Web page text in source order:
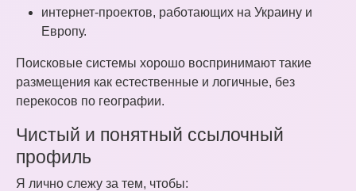
интернет-проектов, работающих на Украину и
Европу.
Поисковые системы хорошо воспринимают такие
размещения как естественные и логичные, без
перекосов по географии.
Чистый и понятный ссылочный
профиль
Я лично слежу за тем, чтобы: